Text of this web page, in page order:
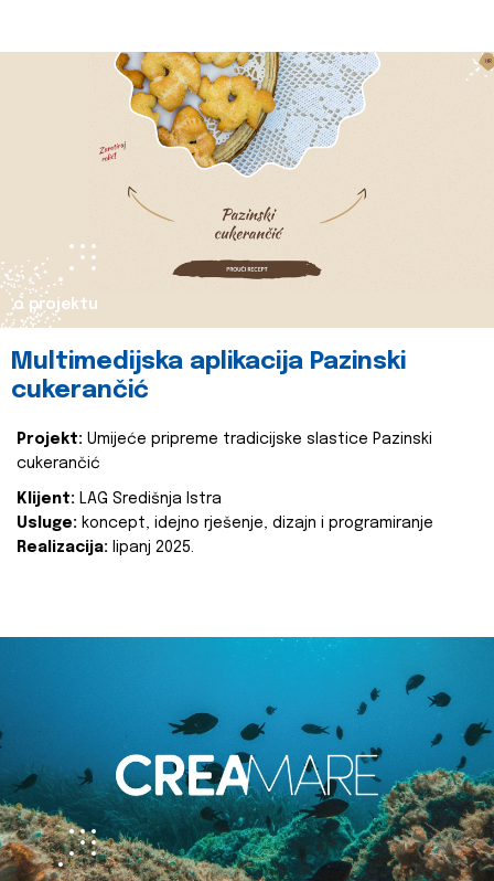
o projektu
Multimedijska aplikacija Pazinski
cukerančić
Projekt: Umijeće pripreme tradicijske slastice Pazinski
cukerančić
Klijent: LAG Središnja Istra
Usluge: koncept, idejno rješenje, dizajn i programiranje
Realizacija: lipanj 2025.